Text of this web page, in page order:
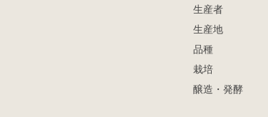
生産者
生産地
品種
栽培
醸造・発酵